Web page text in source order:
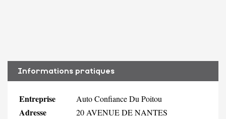
Informations pratiques
Entreprise Auto Confiance Du Poitou
Adresse 20 AVENUE DE NANTES